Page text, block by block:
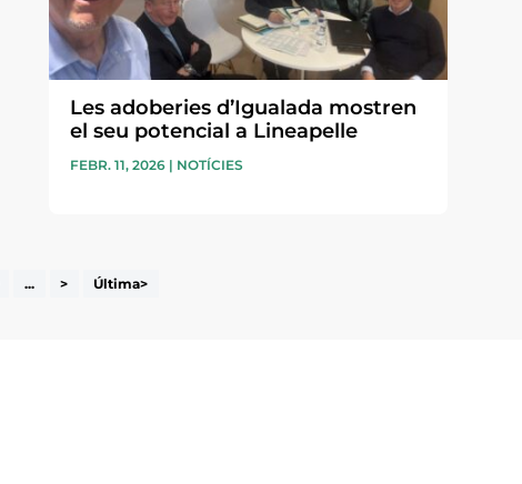
Les adoberies d’Igualada mostren
el seu potencial a Lineapelle
FEBR. 11, 2026| NOTÍCIES
... > Última>